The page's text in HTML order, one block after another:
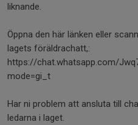
liknande.
Öppna den här länken eller
lagets föräldrachatt,:
https://chat.whatsapp.com/
mode=gi_t
Har ni problem att ansluta till
ledarna i laget.